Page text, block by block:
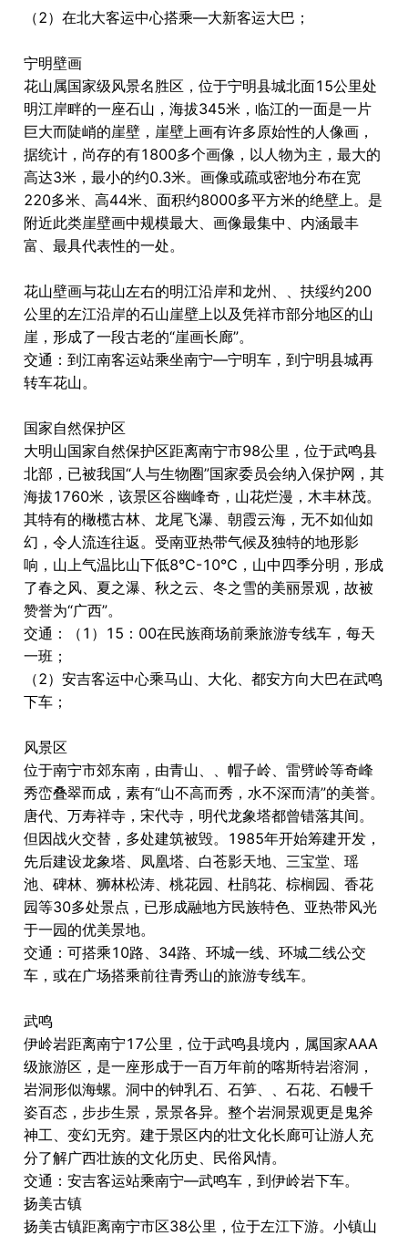
（2）在北大客运中心搭乘―大新客运大巴；
宁明壁画
花山属国家级风景名胜区，位于宁明县城北面15公里处
明江岸畔的一座石山，海拔345米，临江的一面是一片
巨大而陡峭的崖壁，崖壁上画有许多原始性的人像画，
据统计，尚存的有1800多个画像，以人物为主，最大的
高达3米，最小的约0.3米。画像或疏或密地分布在宽
220多米、高44米、面积约8000多平方米的绝壁上。是
附近此类崖壁画中规模最大、画像最集中、内涵最丰
富、最具代表性的一处。
花山壁画与花山左右的明江沿岸和龙州、、扶绥约200
公里的左江沿岸的石山崖壁上以及凭祥市部分地区的山
崖，形成了一段古老的“崖画长廊”。
交通：到江南客运站乘坐南宁―宁明车，到宁明县城再
转车花山。
国家自然保护区
大明山国家自然保护区距离南宁市98公里，位于武鸣县
北部，已被我国“人与生物圈”国家委员会纳入保护网，其
海拔1760米，该景区谷幽峰奇，山花烂漫，木丰林茂。
其特有的橄榄古林、龙尾飞瀑、朝霞云海，无不如仙如
幻，令人流连往返。受南亚热带气候及独特的地形影
响，山上气温比山下低8℃-10℃，山中四季分明，形成
了春之风、夏之瀑、秋之云、冬之雪的美丽景观，故被
赞誉为“广西”。
交通：（1）15：00在民族商场前乘旅游专线车，每天
一班；
（2）安吉客运中心乘马山、大化、都安方向大巴在武鸣
下车；
风景区
位于南宁市郊东南，由青山、、帽子岭、雷劈岭等奇峰
秀峦叠翠而成，素有“山不高而秀，水不深而清”的美誉。
唐代、万寿祥寺，宋代寺，明代龙象塔都曾错落其间。
但因战火交替，多处建筑被毁。1985年开始筹建开发，
先后建设龙象塔、凤凰塔、白苍影天地、三宝堂、瑶
池、碑林、狮林松涛、桃花园、杜鹃花、棕榈园、香花
园等30多处景点，已形成融地方民族特色、亚热带风光
于一园的优美景地。
交通：可搭乘10路、34路、环城一线、环城二线公交
车，或在广场搭乘前往青秀山的旅游专线车。
武鸣
伊岭岩距离南宁17公里，位于武鸣县境内，属国家AAA
级旅游区，是一座形成于一百万年前的喀斯特岩溶洞，
岩洞形似海螺。洞中的钟乳石、石笋、、石花、石幔千
姿百态，步步生景，景景各异。整个岩洞景观更是鬼斧
神工、变幻无穷。建于景区内的壮文化长廊可让游人充
分了解广西壮族的文化历史、民俗风情。
交通：安吉客运站乘南宁―武鸣车，到伊岭岩下车。
扬美古镇
扬美古镇距离南宁市区38公里，位于左江下游。小镇山